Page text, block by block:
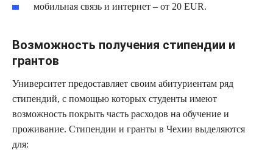
мобильная связь и интернет – от 20 EUR.
Возможность получения стипендии и
грантов
Университет предоставляет своим абитуриентам ряд
стипендий, с помощью которых студенты имеют
возможность покрыть часть расходов на обучение и
проживание. Стипендии и гранты в Чехии выделяются
для: